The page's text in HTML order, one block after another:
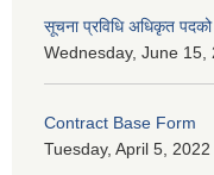
सूचना प्रविधि अधिकृत
Wednesday, June 15,
Contract Base Form
Tuesday, April 5,